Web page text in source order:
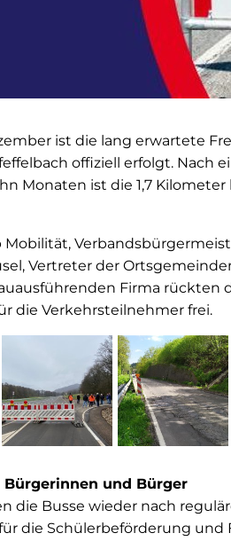
ist die lang erwartete
offiziell erfolgt. Nach
Monaten ist die 1,7
Vertreter der
Firma rückten
die Verkehrsteilnehmer frei.
und Bürger
die Busse wieder nach
die Schülerbeförderung